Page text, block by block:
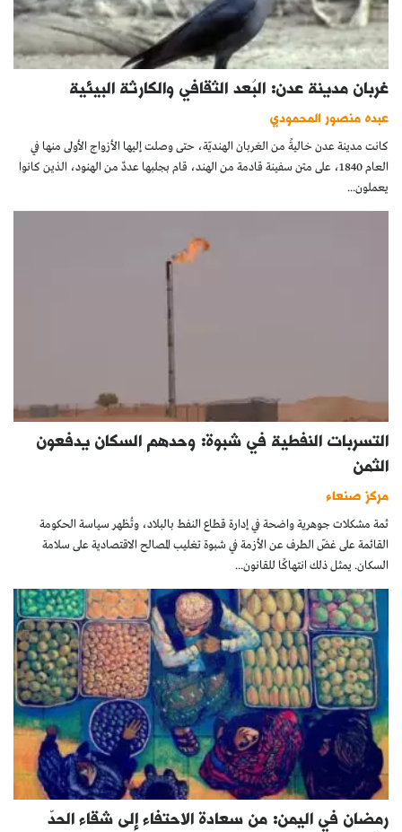
غربان مدينة عدن: البُعد الثقافي والكارثة البيئية
عبده منصور المحمودي
كانت مدينة عدن خاليةً من الغربان الهنديّة، حتى وصلت إليها الأزواج الأولى منها في
العام 1840، على متن سفينة قادمة من الهند، قام بجلبها عددٌ من الهنود، الذين كانوا
يعملون...
التسربات النفطية في شبوة: وحدهم السكان يدفعون
الثمن
مركز صنعاء
ثمة مشكلات جوهرية واضحة في إدارة قطاع النفط بالبلاد، وتُظهر سياسة الحكومة
القائمة على غضّ الطرف عن الأزمة في شبوة تغليب المصالح الاقتصادية على سلامة
السكان. يمثل ذلك انتهاكًا للقانون...
رمضان في اليمن: من سعادة الاحتفاء إلى شقاء الحدّ